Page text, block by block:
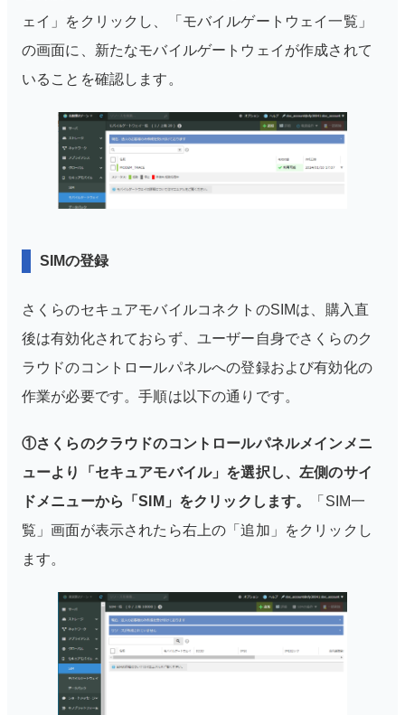
ェイ」をクリックし、「モバイルゲートウェイ一覧」
の画面に、新たなモバイルゲートウェイが作成されて
いることを確認します。
SIMの登録
さくらのセキュアモバイルコネクトのSIMは、購入直
後は有効化されておらず、ユーザー自身でさくらのク
ラウドのコントロールパネルへの登録および有効化の
作業が必要です。手順は以下の通りです。
①さくらのクラウドのコントロールパネルメインメニ
ューより「セキュアモバイル」を選択し、左側のサイ
ドメニューから「SIM」をクリックします。
「SIM一
覧」画面が表示されたら右上の「追加」をクリックし
ます。